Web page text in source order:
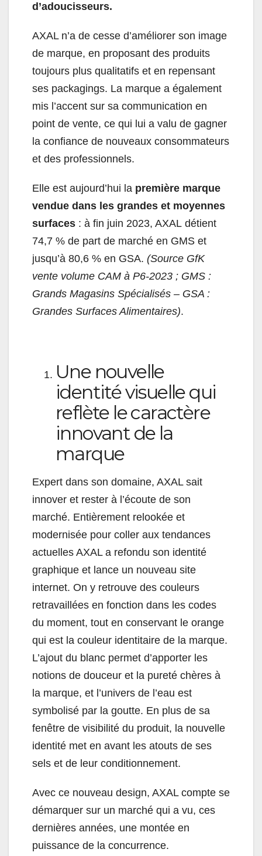
d’adoucisseurs.
AXAL n’a de cesse d’améliorer son image
de marque, en proposant des produits
toujours plus qualitatifs et en repensant
ses packagings. La marque a également
mis l’accent sur sa communication en
point de vente, ce qui lui a valu de gagner
la confiance de nouveaux consommateurs
et des professionnels.
Elle est aujourd’hui la première marque
vendue dans les grandes et moyennes
surfaces : à fin juin 2023, AXAL détient
74,7 % de part de marché en GMS et
jusqu’à 80,6 % en GSA. (Source GfK
vente volume CAM à P6-2023 ; GMS :
Grands Magasins Spécialisés – GSA :
Grandes Surfaces Alimentaires).
Une nouvelle
identité visuelle qui
reflète le caractère
innovant de la
marque
Expert dans son domaine, AXAL sait
innover et rester à l’écoute de son
marché. Entièrement relookée et
modernisée pour coller aux tendances
actuelles AXAL a refondu son identité
graphique et lance un nouveau site
internet. On y retrouve des couleurs
retravaillées en fonction dans les codes
du moment, tout en conservant le orange
qui est la couleur identitaire de la marque.
L’ajout du blanc permet d’apporter les
notions de douceur et la pureté chères à
la marque, et l’univers de l’eau est
symbolisé par la goutte. En plus de sa
fenêtre de visibilité du produit, la nouvelle
identité met en avant les atouts de ses
sels et de leur conditionnement.
Avec ce nouveau design, AXAL compte se
démarquer sur un marché qui a vu, ces
dernières années, une montée en
puissance de la concurrence.